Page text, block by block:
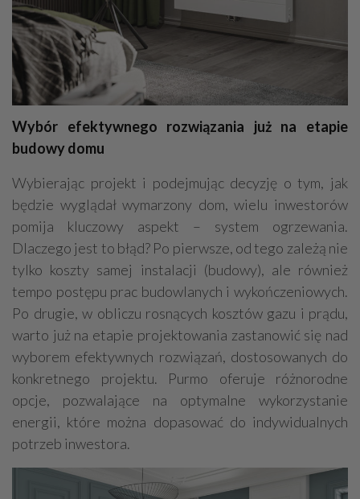
Wybór efektywnego rozwiązania już na etapie
budowy domu
Wybierając projekt i podejmując decyzję o tym, jak
będzie wyglądał wymarzony dom, wielu inwestorów
pomija kluczowy aspekt – system ogrzewania.
Dlaczego jest to błąd? Po pierwsze, od tego zależą nie
tylko koszty samej instalacji (budowy), ale również
tempo postępu prac budowlanych i wykończeniowych.
Po drugie, w obliczu rosnących kosztów gazu i prądu,
warto już na etapie projektowania zastanowić się nad
wyborem efektywnych rozwiązań, dostosowanych do
konkretnego projektu. Purmo oferuje różnorodne
opcje, pozwalające na optymalne wykorzystanie
energii, które można dopasować do indywidualnych
potrzeb inwestora.